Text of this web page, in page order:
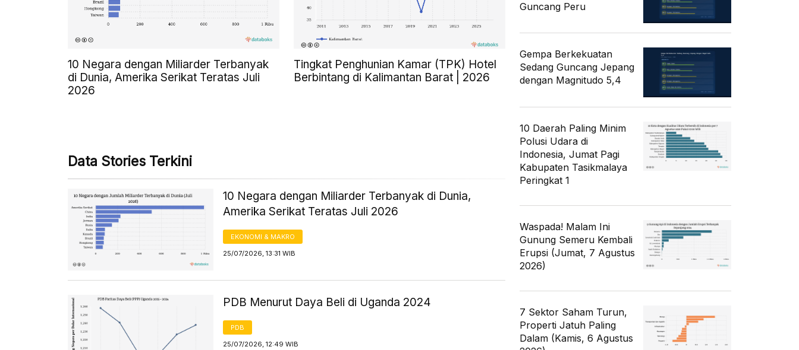
10 Negara dengan Miliarder Terbanyak
di Dunia, Amerika Serikat Teratas Juli
2026
Tingkat Penghunian Kamar (TPK) Hotel
Berbintang di Kalimantan Barat | 2026
Data Stories Terkini
10 Negara dengan Miliarder Terbanyak di Dunia,
Amerika Serikat Teratas Juli 2026
EKONOMI & MAKRO
25/07/2026, 13:31 WIB
PDB Menurut Daya Beli di Uganda 2024
PDB
25/07/2026, 12:49 WIB
Guncang Peru
Gempa Berkekuatan
Sedang Guncang Jepang
dengan Magnitudo 5,4
10 Daerah Paling Minim
Polusi Udara di
Indonesia, Jumat Pagi
Kabupaten Tasikmalaya
Peringkat 1
Waspada! Malam Ini
Gunung Semeru Kembali
Erupsi (Jumat, 7 Agustus
2026)
7 Sektor Saham Turun,
Properti Jatuh Paling
Dalam (Kamis, 6 Agustus